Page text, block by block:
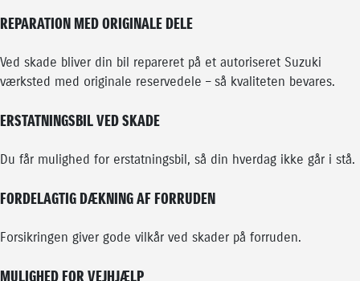
REPARATION MED ORIGINALE DELE
Ved skade bliver din bil repareret på et autoriseret Suzuki
værksted med originale reservedele – så kvaliteten bevares.
ERSTATNINGSBIL VED SKADE
Du får mulighed for erstatningsbil, så din hverdag ikke går i stå.
FORDELAGTIG DÆKNING AF FORRUDEN
Forsikringen giver gode vilkår ved skader på forruden.
MULIGHED FOR VEJHJÆLP